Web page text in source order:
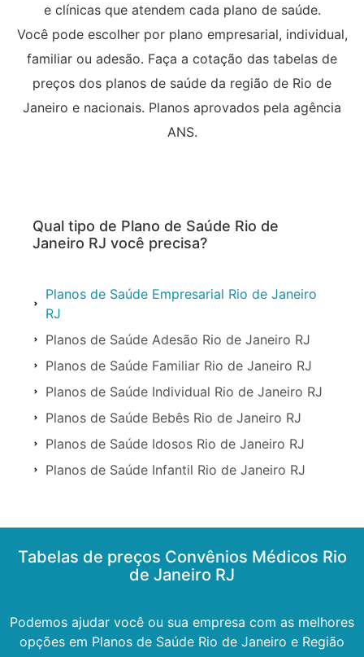
e clínicas que atendem cada plano de saúde.
Você pode escolher por plano empresarial, individual,
familiar ou adesão. Faça a cotação das tabelas de
preços dos planos de saúde da região de Rio de
Janeiro e nacionais. Planos aprovados pela agência
ANS.
Qual tipo de Plano de Saúde Rio de
Janeiro RJ você precisa?
Planos de Saúde Empresarial Rio de Janeiro
RJ
Planos de Saúde Adesão Rio de Janeiro RJ
Planos de Saúde Familiar Rio de Janeiro RJ
Planos de Saúde Individual Rio de Janeiro RJ
Planos de Saúde Bebês Rio de Janeiro RJ
Planos de Saúde Idosos Rio de Janeiro RJ
Planos de Saúde Infantil Rio de Janeiro RJ
Tabelas de preços Convênios Médicos Rio
de Janeiro RJ
Podemos ajudar você ou sua empresa com as melhores
opções em Planos de Saúde Rio de Janeiro e Região